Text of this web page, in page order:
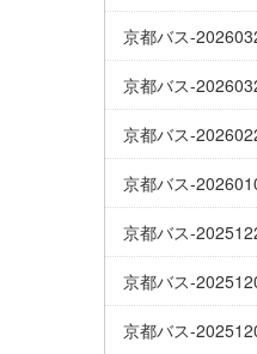
京都バス-
京都バス-
京都バス-
京都バス-
京都バス-
京都バス-
京都バス-